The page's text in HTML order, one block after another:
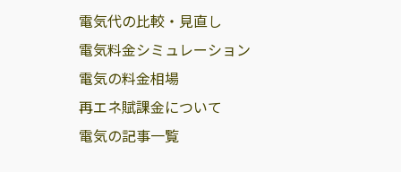
電気代の比較・見直し
電気料金シミュレーション
電気の料金相場
再エネ賦課金について
電気の記事一覧